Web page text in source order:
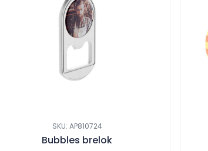
SKU: AP810724
Bubbles brelok